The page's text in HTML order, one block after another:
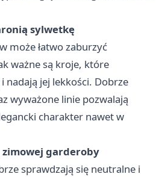
sylwetkę
może łatwo zaburzyć
ważne są kroje, które
nadają jej lekkości. Dobrze
wyważone linie pozwalają
charakter nawet w
garderoby
sprawdzają się neutralne i